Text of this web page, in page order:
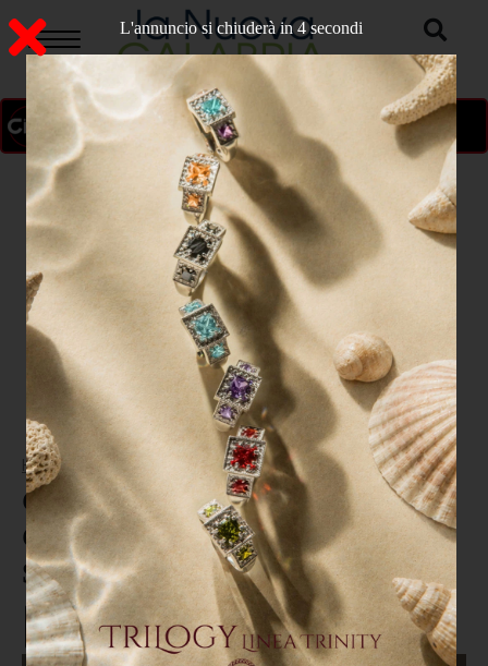
ON AIR
Home ATTUALITA
Congresso Regionale Filca Cisl,
Christian Demasi riconfermato
Segretario Generale
L'annuncio si chiuderà in 3 secondi